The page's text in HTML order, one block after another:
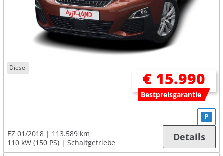
Diesel
€ 15.990
Bestpreisgarantie
EZ 01/2018
113.589 km
110 kW (150 PS)
Schaltgetriebe
P
Details